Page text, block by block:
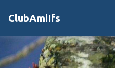
ClubAmiIfs